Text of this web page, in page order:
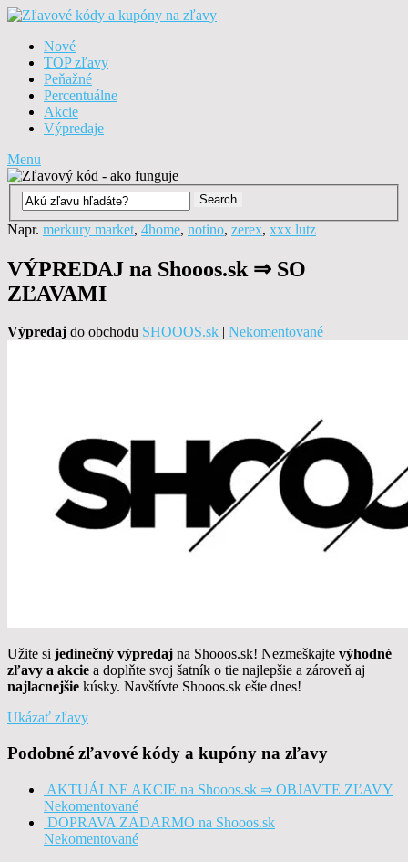
Nové
TOP zľavy
Peňažné
Percentuálne
Akcie
Výpredaje
Menu
Napr. merkury market, 4home, notino, zerex, xxx lutz
VÝPREDAJ na Shooos.sk ⇒ SO
ZĽAVAMI
Výpredaj do obchodu SHOOOS.sk | Nekomentované
Užite si jedinečný výpredaj na Shooos.sk! Nezmeškajte výhodné
zľavy a akcie a doplňte svoj šatník o tie najlepšie a zároveň aj
najlacnejšie kúsky. Navštívte Shooos.sk ešte dnes!
Ukázať zľavy
Podobné zľavové kódy a kupóny na zľavy
AKTUÁLNE AKCIE na Shooos.sk ⇒ OBJAVTE ZĽAVY
Nekomentované
DOPRAVA ZADARMO na Shooos.sk
Nekomentované